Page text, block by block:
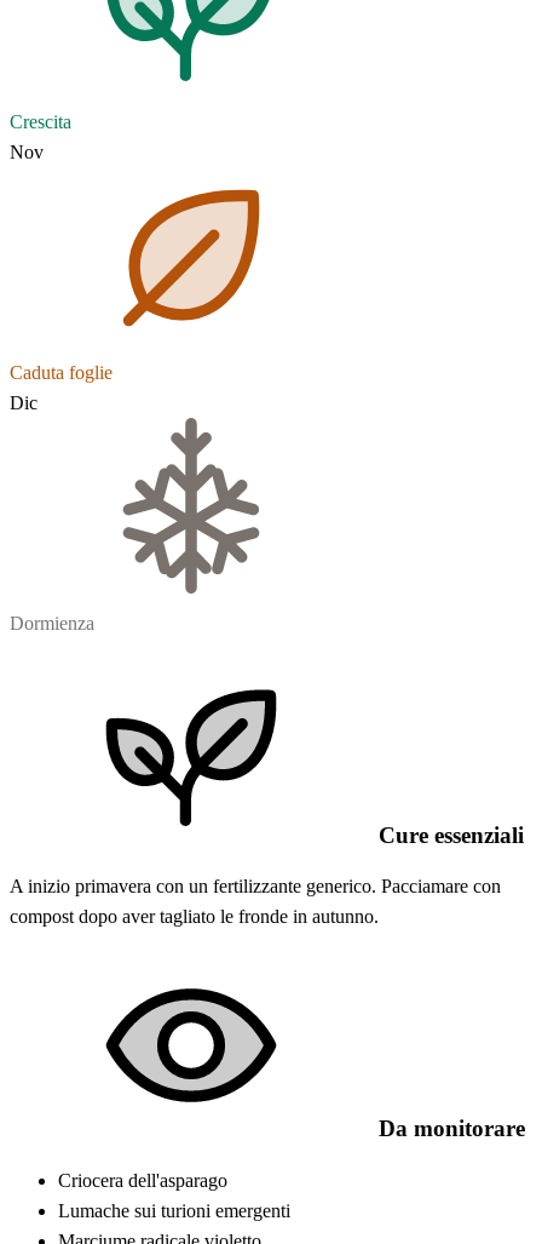
Crescita
Nov
Caduta foglie
Dic
Dormienza
Cure essenziali
A inizio primavera con un fertilizzante generico. Pacciamare con
compost dopo aver tagliato le fronde in autunno.
Da monitorare
Criocera dell'asparago
Lumache sui turioni emergenti